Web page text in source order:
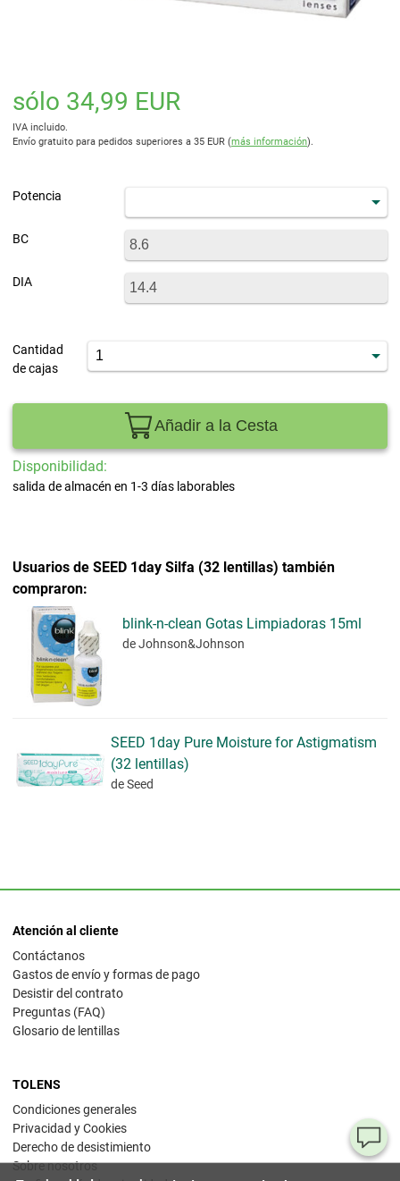
sólo 34,99 EUR
IVA incluido.
Envío gratuito para pedidos superiores a 35 EUR (más información).
Potencia
BC
DIA
Cantidad
de cajas
Añadir a la Cesta
Disponibilidad:
salida de almacén en 1-3 días laborables
Usuarios de SEED 1day Silfa (32 lentillas) también
compraron:
blink-n-clean Gotas Limpiadoras 15ml
de Johnson&Johnson
SEED 1day Pure Moisture for Astigmatism
(32 lentillas)
de Seed
Atención al cliente
Contáctanos
Gastos de envío y formas de pago
Desistir del contrato
Preguntas (FAQ)
Glosario de lentillas
TOLENS
Condiciones generales
Privacidad y Cookies
Derecho de desistimiento
Sobre nosotros